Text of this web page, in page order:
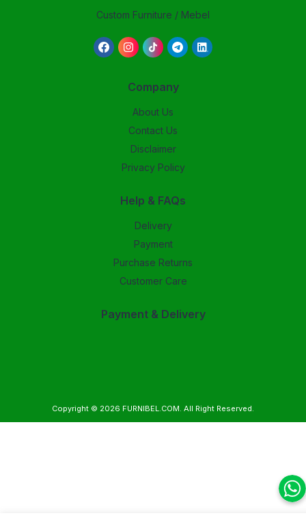
Custom Furniture / Mebel
Company
About Us
Contact Us
Disclaimer
Privacy Policy
Help & FAQs
Delivery
Payment
Purchase Returns
Customer Care
Payment & Delivery
Copyright © 2026 FURNIBEL.COM. All Right Reserved.